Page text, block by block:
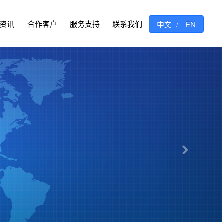
讯 合作客户 服务支持 联系我们 中文 / EN